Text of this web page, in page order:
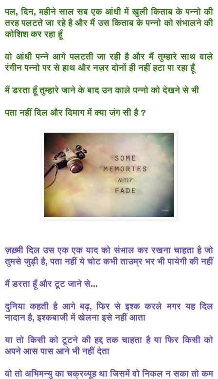
पल, दिन, महीने साल सब एक आंधी में खुली किताब के पन्नो की
तरह पलटते जा रहे है और मैं उस किताब के पन्नो को संभालने की
कोशिश कर रहा हूँ
वो आंधी पन्ने आगे पलटती जा रही है और मैं तुम्हारे साथ वाले
रंगीन पन्नो पर से हाथ और नज़र दोनों ही नहीं हटा पा रहा हूँ
मैं डरता हूँ तुम्हारे जाने के बाद उन काले पन्नो को देखने से भी
पता नहीं दिल और दिमाग में क्या जंग सी है ?
ज़ख़्मी दिल उस एक एक याद को संभाल कर रखना चाहता है जो
तुमसे जुड़ी है, पता नहीं ये चोट कभी ताउम्र भर भी पायेगी की नहीं
मैं डरता हूँ और टूट जाने से...
दुनिया कहती है आगे बढ़, फिर से इश्क करले मगर यह दिल
नादान है, इश्कबाजी में खेलना इसे नहीं आता
या तो किसी को टूटने की हद्द तक चाहता है या फिर किसी को
अपने आस पास आने भी नहीं देता
वो तो अभिमन्यु का चक्रव्यूह था जिसमें वो निकल न सका तो कम